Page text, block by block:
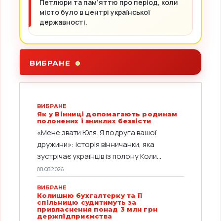
Петлюри та пам’яттю про період, коли
місто було в центрі української
державності.
ВИБРАНЕ
ВИБРАНЕ
Як у Вінниці допомагають родинам
полонених і зниклих безвісти
«Мене звати Юля. Я подруга вашої
дружини»: історія вінничанки, яка
зустрічає українців із полону Коли...
08.08.2026
ВИБРАНЕ
Колишню бухгалтерку та її
спільницю судитимуть за
привласнення понад 3 млн грн
держпідприємства